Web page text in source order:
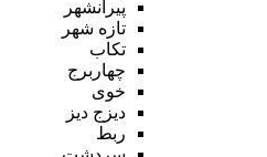
پیرانشهر
تازه شهر
تکاب
چهاربرج
خوی
دیزج دیز
ربط